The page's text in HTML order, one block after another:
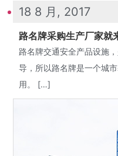
18 8 月, 2017
路名牌采购生产厂家就
路名牌交通安全产品设施
导，所以路名牌是一个城
用。 […]